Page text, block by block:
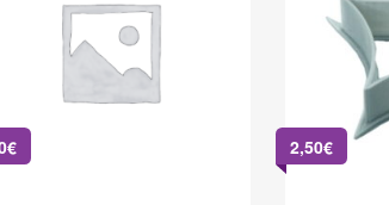
€ 2,50€